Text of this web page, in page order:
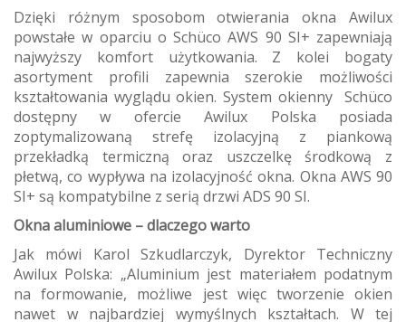
Dzięki różnym sposobom otwierania okna Awilux
powstałe w oparciu o Schüco AWS 90 SI+ zapewniają
najwyższy komfort użytkowania. Z kolei bogaty
asortyment profili zapewnia szerokie możliwości
kształtowania wyglądu okien. System okienny Schüco
dostępny w ofercie Awilux Polska posiada
zoptymalizowaną strefę izolacyjną z piankową
przekładką termiczną oraz uszczelkę środkową z
płetwą, co wypływa na izolacyjność okna. Okna AWS 90
SI+ są kompatybilne z serią drzwi ADS 90 SI.
Okna aluminiowe – dlaczego warto
Jak mówi Karol Szkudlarczyk, Dyrektor Techniczny
Awilux Polska: „Aluminium jest materiałem podatnym
na formowanie, możliwe jest więc tworzenie okien
nawet w najbardziej wymyślnych kształtach. W tej